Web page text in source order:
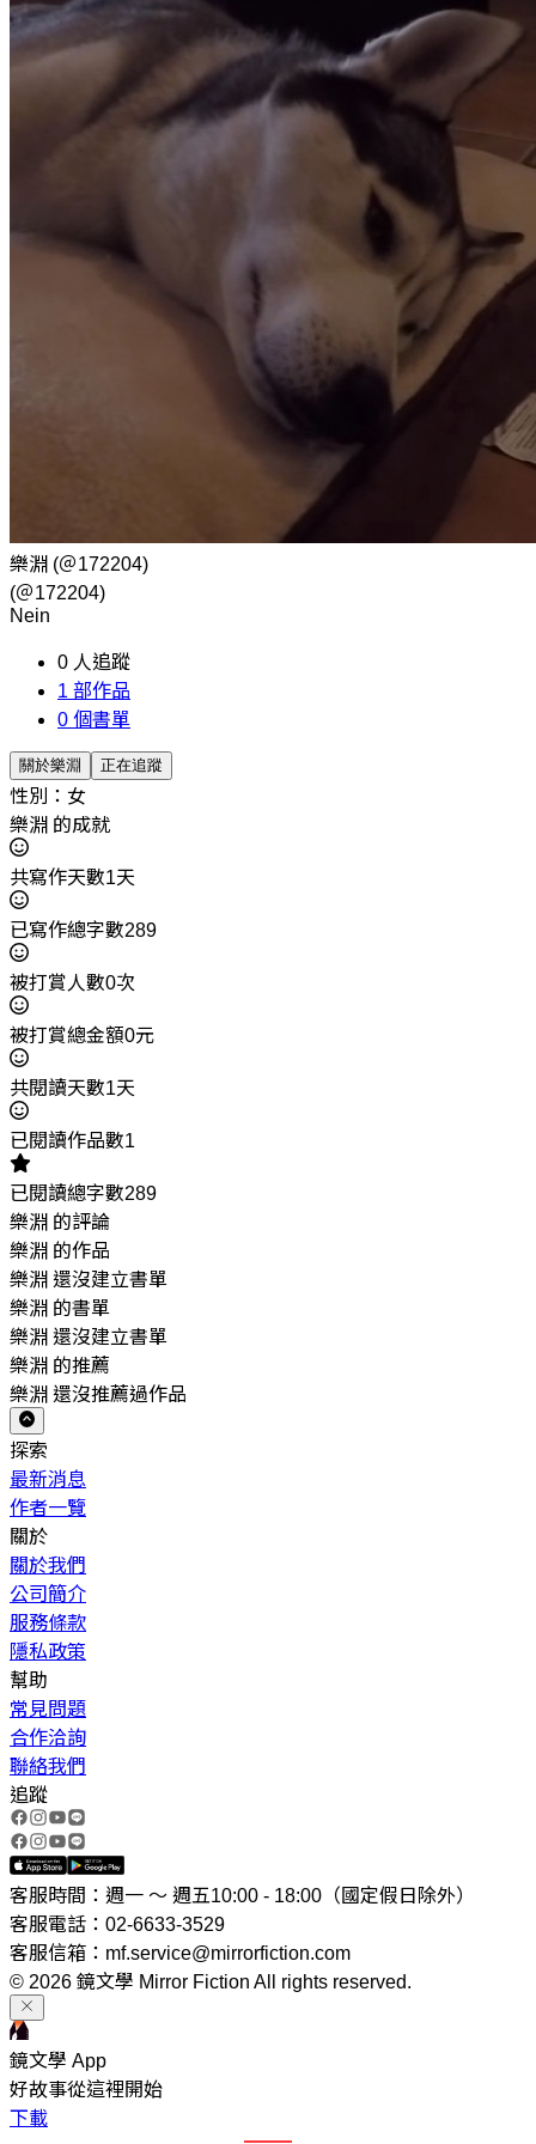
樂淵 (＠172204)
(＠172204)
Nein
0 人追蹤
1 部作品
0 個書單
關於樂淵 正在追蹤
性別：女
樂淵 的成就
共寫作天數1天
已寫作總字數289
被打賞人數0次
被打賞總金額0元
共閱讀天數1天
已閱讀作品數1
已閱讀總字數289
樂淵 的評論
樂淵 的作品
樂淵 還沒建立書單
樂淵 的書單
樂淵 還沒建立書單
樂淵 的推薦
樂淵 還沒推薦過作品
探索
最新消息
作者一覽
關於
關於我們
公司簡介
服務條款
隱私政策
幫助
常見問題
合作洽詢
聯絡我們
追蹤
客服時間：週一 ～ 週五10:00 - 18:00（國定假日除外）
客服電話：02-6633-3529
客服信箱：mf.service@mirrorfiction.com
© 2026 鏡文學 Mirror Fiction All rights reserved.
鏡文學 App
好故事從這裡開始
下載